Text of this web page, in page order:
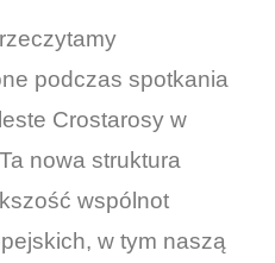
podczas spotkania
Crostarosy w
nowa struktura
wspólnot
w tym naszą